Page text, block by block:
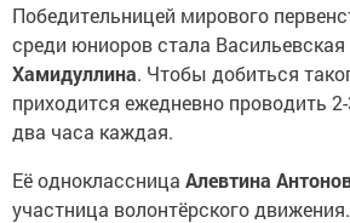
Победительницей мирового
среди юниоров стала
Хамидуллина. Чтобы добиться
приходится ежедневно проводить
два часа каждая.
Её одноклассница Алевтина
участница волонтёрского